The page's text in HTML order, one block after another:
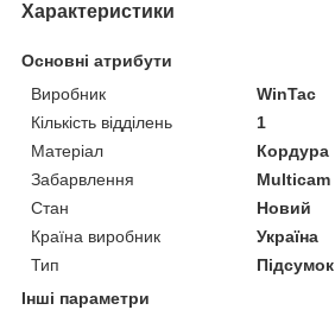
Характеристики
Основні атрибути
Виробник
WinTac
Кількість відділень
1
Матеріал
Кордура
Забарвлення
Multicam
Стан
Новий
Країна виробник
Україна
Тип
Підсумок
Інші параметри